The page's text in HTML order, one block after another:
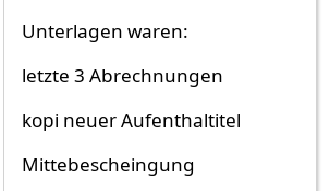
Unterlagen waren:
letzte 3 Abrechnungen
kopi neuer Aufenthaltitel
Mittebescheingung